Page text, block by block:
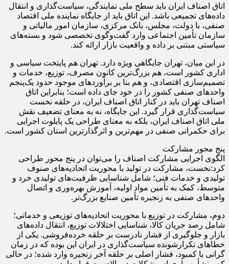
اتاق اصناف ایران باید سطح ملی نمایندگی، سیاست‌گذاری و انتقال
داده‌های تجمیعی باشد. این اتاق باید از جایگاه نماینده ملی اقتصاد
صنفی، با دولت، مجلس، بانک مرکزی، سازمان امور مالیاتی و
سازمان تأمین اجتماعی وارد گفت‌وگوی تخصصی شود و بسته‌های
سیاستی مبتنی بر داده و واقعیت بازار ارائه کند.
در این میان، تهران جایگاهی ویژه دارد. تهران هم پایتخت سیاسی و
اداری کشور است، هم بزرگ‌ترین کانون مصرف، توزیع، خدمات و
تصمیم‌سازی اقتصادی، و هم بنا بر برآورد‌های موجود حدود یک‌پنجم
واحد‌های صنفی کشور را در خود جای داده است؛ بنابراین اتاق
اصناف تهران باید در کنار اتاق اصناف ایران، در حلقه نخست
سیاست‌گذاری قرار گیرد. این جایگاه، نه به معنای تضعیف نقش
ملی اتاق اصناف ایران، بلکه به معنای طراحی یک پایلوت اجرایی
برای حکمرانی صنفی در مهم‌ترین و اثرگذارترین استان کشور است.
پنج محور مشارکت
الگوی اجرایی مشارکت اصناف را می‌توان در پنج محور طراحی
کرد:نخست، مشارکت در تولید با محوریت اتحادیه‌های صنوف
تولیدی و خدمات فنی؛ شامل شناسایی ظرفیت‌های تولیدی خرد و
متوسط، کمک به تأمین مواد اولیه، آموزش بهره‌وری و اتصال
واحد‌های صنفی به زنجیره تأمین صنایع بزرگ‌تر.
دوم، مشارکت در توزیع با محوریت اتحادیه‌های توزیعی و خدماتی؛
شامل رصد جریان کالا، شناسایی اختلالات توزیع، انتقال داده‌های
بازار و جلوگیری از فشار نادرست بر حلقه خرده‌فروشی. یکی از
خطا‌های تکرارشونده سیاست‌گذاری در ایران این بوده که در زمان
گرانی یا کمبود، فشار اصلی بر حلقه آخر زنجیره وارد شده؛ در حالی